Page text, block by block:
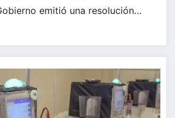
emitió una resolución…